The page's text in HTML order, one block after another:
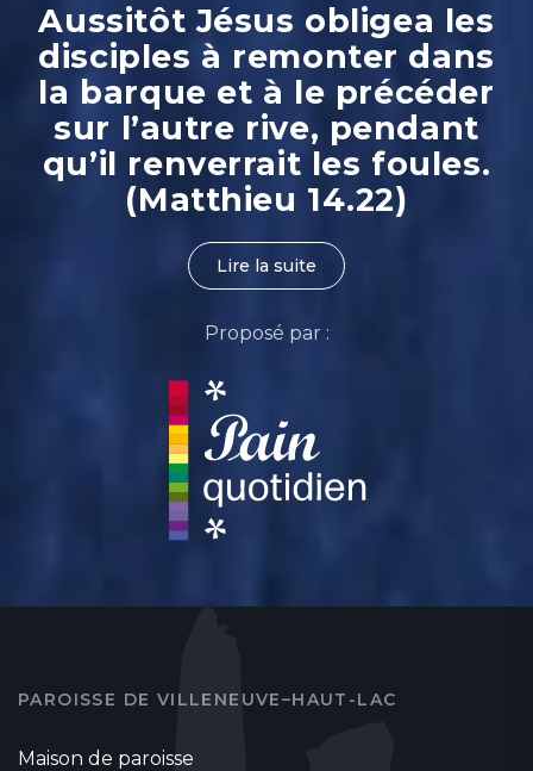
Aussitôt Jésus obligea les
disciples à remonter dans
la barque et à le précéder
sur l’autre rive, pendant
qu’il renverrait les foules.
(Matthieu 14.22)
Lire la suite
Proposé par :
PAROISSE DE VILLENEUVE–HAUT-LAC
Maison de paroisse